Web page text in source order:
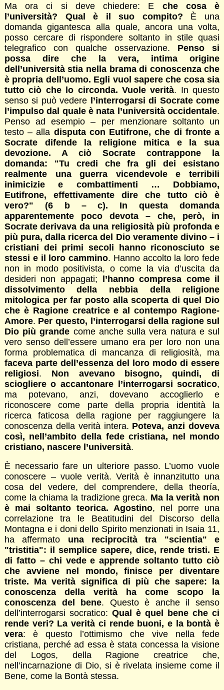
Ma ora ci si deve chiedere: E che cosa è
l’università? Qual è il suo compito? È una
domanda gigantesca alla quale, ancora una volta,
posso cercare di rispondere soltanto in stile quasi
telegrafico con qualche osservazione. Penso si
possa dire che la vera, intima origine
dell’università stia nella brama di conoscenza che
è propria dell’uomo. Egli vuol sapere che cosa sia
tutto ciò che lo circonda. Vuole verità. In questo
senso si può vedere l’interrogarsi di Socrate come
l’impulso dal quale è nata l’università occidentale.
Penso ad esempio – per menzionare soltanto un
testo – alla disputa con Eutifrone, che di fronte a
Socrate difende la religione mitica e la sua
devozione. A ciò Socrate contrappone la
domanda: "Tu credi che fra gli dei esistano
realmente una guerra vicendevole e terribili
inimicizie e combattimenti … Dobbiamo,
Eutifrone, effettivamente dire che tutto ciò è
vero?" (6 b – c). In questa domanda
apparentemente poco devota – che, però, in
Socrate derivava da una religiosità più profonda e
più pura, dalla ricerca del Dio veramente divino – i
cristiani dei primi secoli hanno riconosciuto se
stessi e il loro cammino. Hanno accolto la loro fede
non in modo positivista, o come la via d’uscita da
desideri non appagati; l’hanno compresa come il
dissolvimento della nebbia della religione
mitologica per far posto alla scoperta di quel Dio
che è Ragione creatrice e al contempo Ragione-
Amore. Per questo, l’interrogarsi della ragione sul
Dio più grande come anche sulla vera natura e sul
vero senso dell’essere umano era per loro non una
forma problematica di mancanza di religiosità, ma
faceva parte dell’essenza del loro modo di essere
religiosi. Non avevano bisogno, quindi, di
sciogliere o accantonare l’interrogarsi socratico,
ma potevano, anzi, dovevano accoglierlo e
riconoscere come parte della propria identità la
ricerca faticosa della ragione per raggiungere la
conoscenza della verità intera. Poteva, anzi doveva
così, nell’ambito della fede cristiana, nel mondo
cristiano, nascere l’università.
È necessario fare un ulteriore passo. L’uomo vuole
conoscere – vuole verità. Verità è innanzitutto una
cosa del vedere, del comprendere, della theoría,
come la chiama la tradizione greca. Ma la verità non
è mai soltanto teorica. Agostino, nel porre una
correlazione tra le Beatitudini del Discorso della
Montagna e i doni dello Spirito menzionati in Isaia 11,
ha affermato una reciprocità tra "scientia" e
"tristitia": il semplice sapere, dice, rende tristi. E
di fatto – chi vede e apprende soltanto tutto ciò
che avviene nel mondo, finisce per diventare
triste. Ma verità significa di più che sapere: la
conoscenza della verità ha come scopo la
conoscenza del bene. Questo è anche il senso
dell’interrogarsi socratico: Qual è quel bene che ci
rende veri? La verità ci rende buoni, e la bontà è
vera: è questo l’ottimismo che vive nella fede
cristiana, perché ad essa è stata concessa la visione
del Logos, della Ragione creatrice che,
nell’incarnazione di Dio, si è rivelata insieme come il
Bene, come la Bontà stessa.